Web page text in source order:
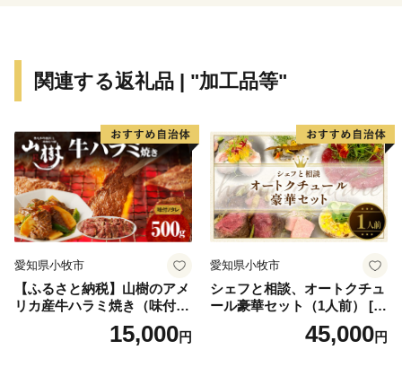
寄附金受領証明書・ワンストップ特例申請書類(要望さ
れた方のみ)につきましては、ご寄附をいただきました
後、３週間以内に返礼品とは別に郵送いたします。
ただし、ご寄附お申込み多数の際は1か月程度を要する
場合もございます。
※下記URLからも申請書をダウンロードできます。
https://furusato-madoguchi.jp/service/kami/
■キャンセル・変更について
関連する返礼品 | "加工品等"
愛知県小牧市
【ふるさと納税】山樹のアメ
リカ産牛ハラミ焼き（味付）
15,000円
愛知県小牧市
シェフと相談、オートクチュ
ール豪華セット（1人前） [04
45,000円